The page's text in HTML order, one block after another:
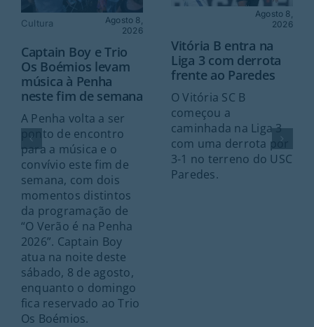
Cultura
Agosto 8,
2026
Captain Boy e Trio
Os Boémios levam
música à Penha
neste fim de semana
A Penha volta a ser
ponto de encontro
para a música e o
convívio este fim de
semana, com dois
momentos distintos
da programação de
“O Verão é na Penha
2026”. Captain Boy
atua na noite deste
sábado, 8 de agosto,
enquanto o domingo
fica reservado ao Trio
Os Boémios.
Agosto 8,
2026
Vitória B entra na
Liga 3 com derrota
frente ao Paredes
O Vitória SC B
começou a
caminhada na Liga 3
com uma derrota por
3-1 no terreno do USC
Paredes.